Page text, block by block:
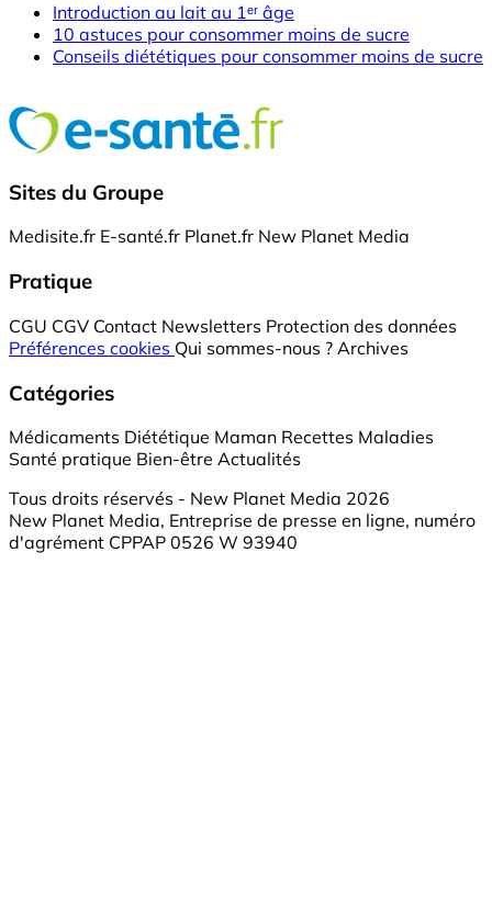
​​​​​Introduction au lait au 1ᵉʳ âge
10 astuces pour consommer moins de sucre
Conseils diététiques pour consommer moins de sucre
Sites du Groupe
Medisite.fr E-santé.fr Planet.fr New Planet Media
Pratique
CGU CGV Contact Newsletters Protection des données
Préférences cookies Qui sommes-nous ? Archives
Catégories
Médicaments Diététique Maman Recettes Maladies
Santé pratique Bien-être Actualités
Tous droits réservés - New Planet Media 2026
New Planet Media, Entreprise de presse en ligne, numéro
d'agrément CPPAP 0526 W 93940